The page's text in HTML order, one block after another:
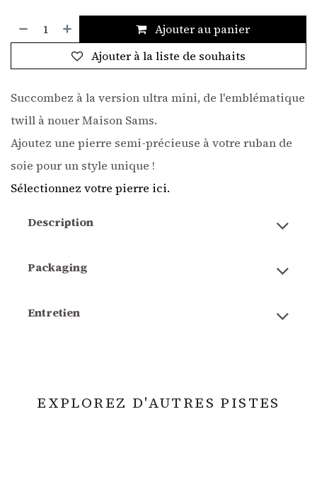
Ajouter au panier
Ajouter à la liste de souhaits
Succombez à la version ultra mini, de l'emblématique
twill à nouer Maison Sams.
Ajoutez une pierre semi-précieuse à votre ruban de
soie pour un style unique !
Sélectionnez votre pierre ici.
Description
Packaging
Entretien
EXPLOREZ D'AUTRES PISTES